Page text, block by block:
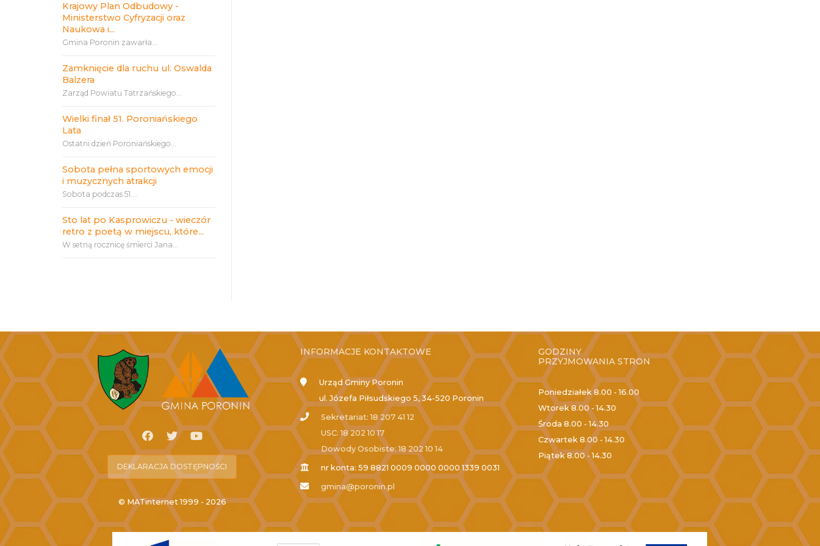
Krajowy Plan Odbudowy -
Ministerstwo Cyfryzacji oraz
Naukowa i...
Gmina Poronin zawarła...
Zamknięcie dla ruchu ul. Oswalda
Balzera
Zarząd Powiatu Tatrzańskiego...
Wielki finał 51. Poroniańskiego
Lata
Ostatni dzień Poroniańskiego...
Sobota pełna sportowych emocji
i muzycznych atrakcji
Sobota podczas 51....
Sto lat po Kasprowiczu - wieczór
retro z poetą w miejscu, które...
W setną rocznicę śmierci Jana...
DEKLARACJA DOSTĘPNOŚCI
© MATinternet 1999 - 2026
INFORMACJE KONTAKTOWE
Urząd Gminy Poronin
ul. Józefa Piłsudskiego 5, 34-520 Poronin
Sekretariat: 18 207 41 12
USC: 18 202 10 17
Dowody Osobiste: 18 202 10 14
nr konta: 59 8821 0009 0000 0000 1339 0031
gmina@poronin.pl
GODZINY
PRZYJMOWANIA STRON
Poniedziałek 8.00 - 16.00
Wtorek8.00 - 14.30
Środa 8.00 - 14.30
Czwartek 8.00 - 14.30
Piątek8.00 - 14.30